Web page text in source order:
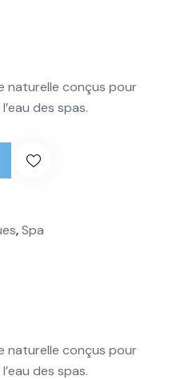
naturelle conçus pour
des spas.
,Spa
naturelle conçus pour
des spas.